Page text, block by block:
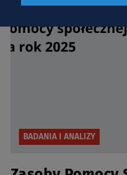
BADANIA I ANALIZY